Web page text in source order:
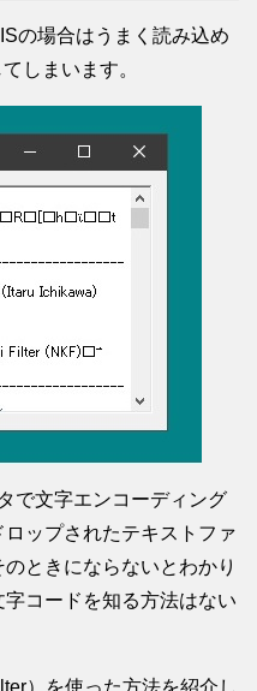
の場合はうまく読み込め
しまいます。
で文字エンコーディング
ップされたテキストファ
ときにならないとわかり
コードを知る方法はない